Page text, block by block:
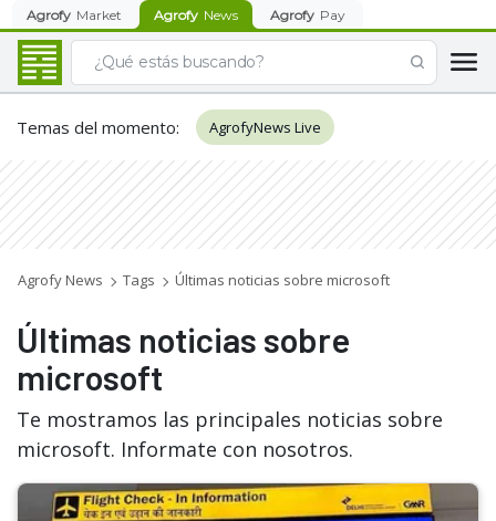
Agrofy Market Agrofy News Agrofy Pay
Temas del momento: AgrofyNews Live
Agrofy News Tags Últimas noticias sobre microsoft
Últimas noticias sobre
microsoft
Te mostramos las principales noticias sobre
microsoft. Informate con nosotros.